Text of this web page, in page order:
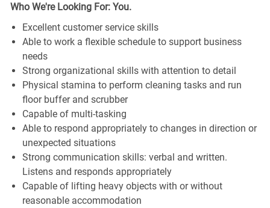
Who We're Looking For: You.
Excellent customer service skills
Able to work a flexible schedule to support business
needs
Strong organizational skills with attention to detail
Physical stamina to perform cleaning tasks and run
floor buffer and scrubber
Capable of multi-tasking
Able to respond appropriately to changes in direction or
unexpected situations
Strong communication skills: verbal and written.
Listens and responds appropriately
Capable of lifting heavy objects with or without
reasonable accommodation